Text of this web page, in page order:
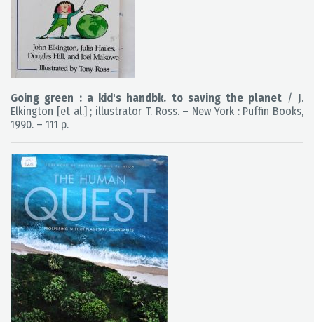
Going green : a kid's handbk. to saving the planet / J.
Elkington [et al.] ; illustrator T. Ross. – New York : Puffin Books,
1990. – 111 p.